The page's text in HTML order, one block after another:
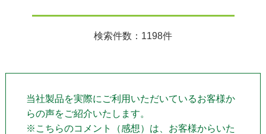
検索件数：1198件
当社製品を実際にご利用いただいているお客様か
らの声をご紹介いたします。
※こちらのコメント（感想）は、お客様からいた